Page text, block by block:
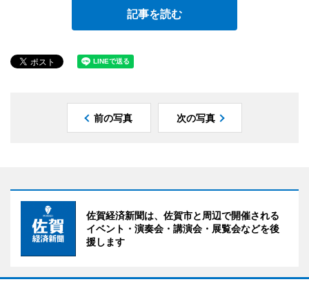
記事を読む
前の写真 次の写真
佐賀経済新聞は、佐賀市と周辺で開催される
イベント・演奏会・講演会・展覧会などを後
援します